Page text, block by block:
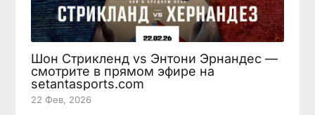
Шон Стрикленд vs Энтони Эрнандес —
смотрите в прямом эфире на
setantasports.com
22 Фев, 2026